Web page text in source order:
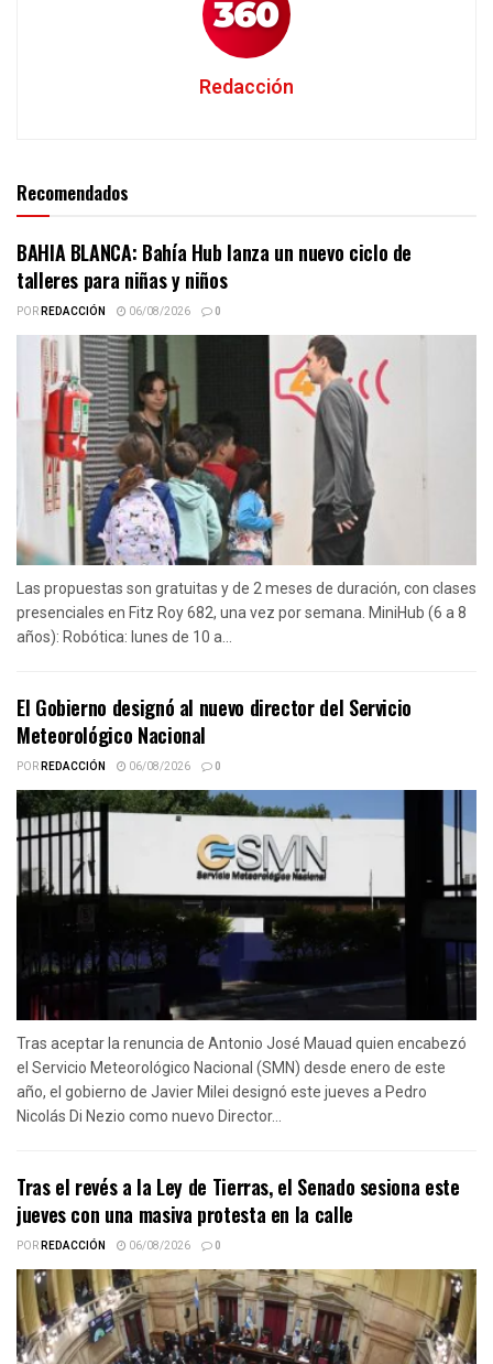
Redacción
Recomendados
BAHIA BLANCA: Bahía Hub lanza un nuevo ciclo de
talleres para niñas y niños
PORREDACCIÓN 06/08/2026 0
Las propuestas son gratuitas y de 2 meses de duración, con clases
presenciales en Fitz Roy 682, una vez por semana. MiniHub (6 a 8
años): Robótica: lunes de 10 a...
El Gobierno designó al nuevo director del Servicio
Meteorológico Nacional
PORREDACCIÓN 06/08/2026 0
Tras aceptar la renuncia de Antonio José Mauad quien encabezó
el Servicio Meteorológico Nacional (SMN) desde enero de este
año, el gobierno de Javier Milei designó este jueves a Pedro
Nicolás Di Nezio como nuevo Director...
Tras el revés a la Ley de Tierras, el Senado sesiona este
jueves con una masiva protesta en la calle
PORREDACCIÓN 06/08/2026 0